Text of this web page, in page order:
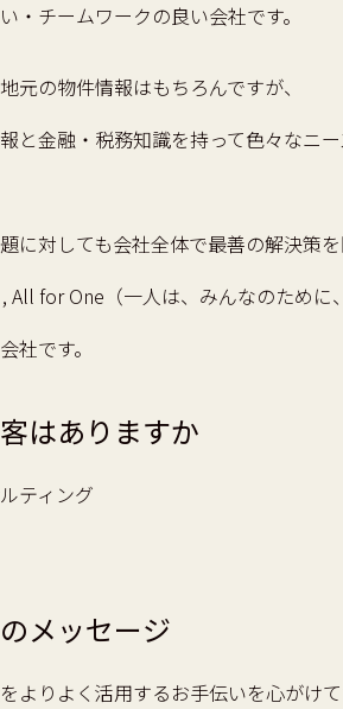
・チームワークの良い会社です。
元の物件情報はもちろんですが、
と金融・税務知識を持って色々なニ
に対しても会社全体で最善の解決策
, All for One（一人は、みんなのために
社です。
はありますか
ティング
メッセージ
よりよく活用するお手伝いを心がけて